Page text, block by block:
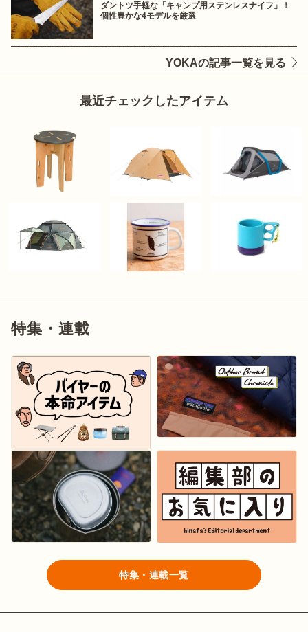
ダントツ手軽な「キャンプ用ステンレスナイフ」！
個性豊かな4モデルを厳選
YOKAの記事一覧を見る
最近チェックしたアイテム
特集・連載
特集・連載一覧